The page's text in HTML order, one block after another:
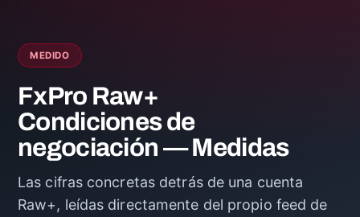
MEDIDO
FxPro Raw+
Condiciones de
negociación — Medidas
Las cifras concretas detrás de una cuenta
Raw+, leídas directamente del propio feed de